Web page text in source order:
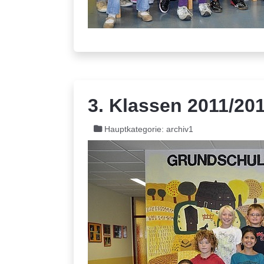
3. Klassen 2011/
Hauptkategorie: archiv1